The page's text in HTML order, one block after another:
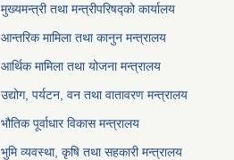
मुख्यमन्त्री तथा मन्त्रीपरिषद्को कार्यालय
आन्तरिक मामिला तथा कानुन मन्त्रालय
आर्थिक मामिला तथा योजना मन्त्रालय
उद्योग, पर्यटन, वन तथा वातावरण मन्त्रालय
भौतिक पूर्वाधार विकास मन्त्रालय
भुमि व्यवस्था, कृषि तथा सहकारी मन्त्रालय